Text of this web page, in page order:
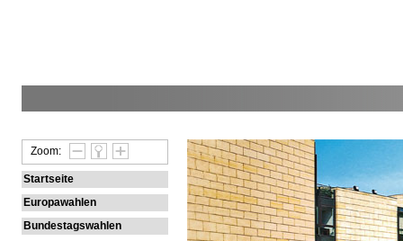
Zoom:
Startseite
Europawahlen
Bundestagswahlen